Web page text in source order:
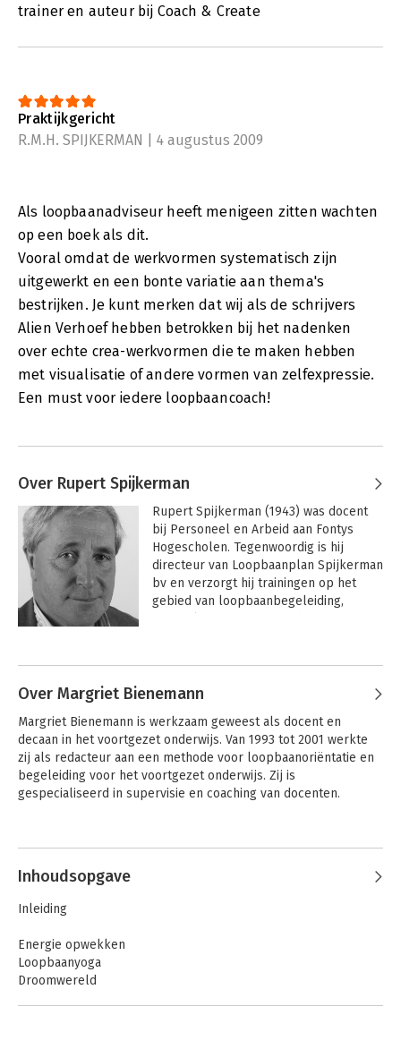
trainer en auteur bij Coach & Create
Praktijkgericht
R.M.H. SPIJKERMAN | 4 augustus 2009
Als loopbaanadviseur heeft menigeen zitten wachten
op een boek als dit.
Vooral omdat de werkvormen systematisch zijn
uitgewerkt en een bonte variatie aan thema's
bestrijken. Je kunt merken dat wij als de schrijvers
Alien Verhoef hebben betrokken bij het nadenken
over echte crea-werkvormen die te maken hebben
met visualisatie of andere vormen van zelfexpressie.
Een must voor iedere loopbaancoach!
Over Rupert Spijkerman
Rupert Spijkerman (1943) was docent
bij Personeel en Arbeid aan Fontys
Hogescholen. Tegenwoordig is hij
directeur van Loopbaanplan Spijkerman
bv en verzorgt hij trainingen op het
gebied van loopbaanbegeleiding,
Het
werkvormenboek
Over Margriet Bienemann
Margriet Bienemann is werkzaam geweest als docent en
decaan in het voortgezet onderwijs. Van 1993 tot 2001 werkte
zij als redacteur aan een methode voor loopbaanoriëntatie en
begeleiding voor het voortgezet onderwijs. Zij is
gespecialiseerd in supervisie en coaching van docenten.
Andere boeken door Margriet
Bienemann
Inhoudsopgave
Inleiding
Energie opwekken
Loopbaanyoga
Droomwereld